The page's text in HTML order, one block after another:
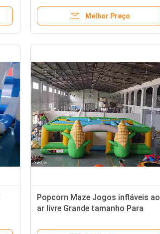
Melhor Preço
Popcorn Maze Jogos infláveis ao
ar livre Grande tamanho Para